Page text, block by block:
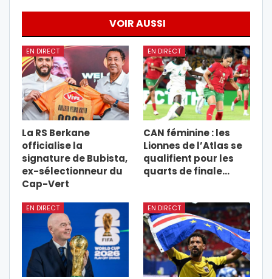
VOIR AUSSI
EN DIRECT
La RS Berkane
officialise la
signature de Bubista,
ex-sélectionneur du
Cap-Vert
EN DIRECT
CAN féminine : les
Lionnes de l’Atlas se
qualifient pour les
quarts de finale…
EN DIRECT EN DIRECT